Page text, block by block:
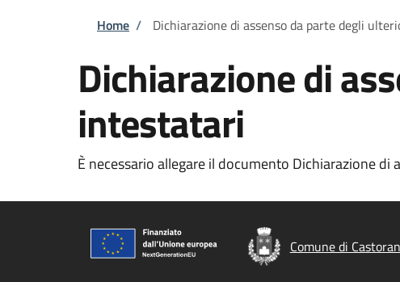
Briciole di pane
Home / Dichiarazione di assenso da parte degli
Dichiarazione di
intestatari
È necessario allegare il documento Dichiarazione
Comune di